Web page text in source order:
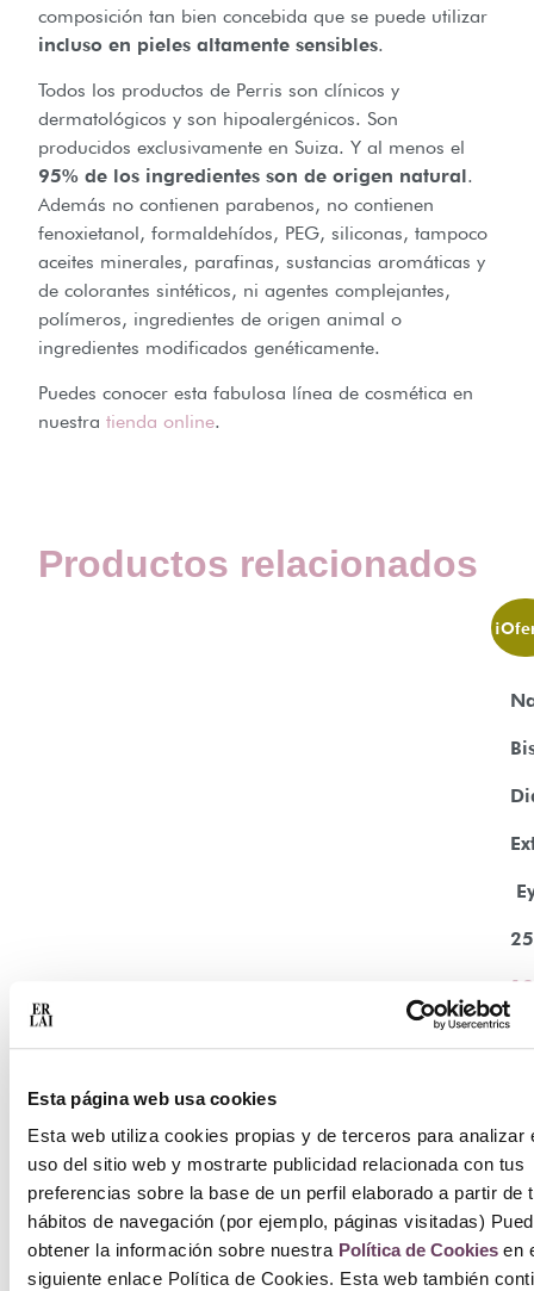
Esta página web usa cookies
Esta web utiliza cookies propias y de terceros para analizar
uso del sitio web y mostrarte publicidad relacionada con tus
preferencias sobre la base de un perfil elaborado a partir de
hábitos de navegación (por ejemplo, páginas visitadas)
obtener la información sobre nuestra Política de Cookiesen
siguiente enlace Política de Cookies. Esta web también
composición tan bien concebida que se puede utilizar
incluso en pieles altamente sensibles.
Todos los productos de Perris son clínicos y
dermatológicos y son hipoalergénicos. Son
producidos exclusivamente en Suiza. Y al menos el
95% de los ingredientes son de origen natural.
Además no contienen parabenos, no contienen
fenoxietanol, formaldehídos, PEG, siliconas, tampoco
aceites minerales, parafinas, sustancias aromáticas y
de colorantes sintéticos, ni agentes complejantes,
polímeros, ingredientes de origen animal o
ingredientes modificados genéticamente.
Puedes conocer esta fabulosa línea de cosmética en
nuestra tienda online.
Productos relacionados